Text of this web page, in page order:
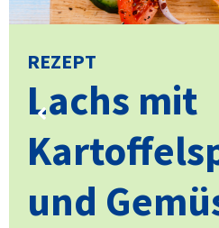
REZEPT
Lachs mit
und